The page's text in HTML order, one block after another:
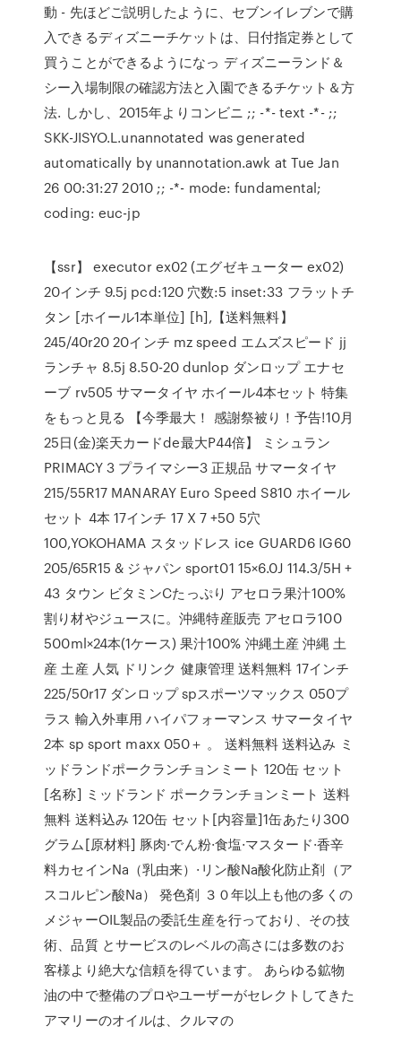
動 - 先ほどご説明したように、セブンイレブンで購
入できるディズニーチケットは、日付指定券として
買うことができるようになっ ディズニーランド＆
シー入場制限の確認方法と入園できるチケット＆方
法. しかし、2015年よりコンビニ ;; -*- text -*- ;;
SKK-JISYO.L.unannotated was generated
automatically by unannotation.awk at Tue Jan
26 00:31:27 2010 ;; -*- mode: fundamental;
coding: euc-jp
【ssr】 executor ex02 (エグゼキューター ex02)
20インチ 9.5j pcd:120 穴数:5 inset:33 フラットチ
タン [ホイール1本単位] [h],【送料無料】
245/40r20 20インチ mz speed エムズスピード jj
ランチャ 8.5j 8.50-20 dunlop ダンロップ エナセ
ーブ rv505 サマータイヤ ホイール4本セット 特集
をもっと見る 【今季最大！ 感謝祭被り！予告!10月
25日(金)楽天カードde最大P44倍】 ミシュラン
PRIMACY 3 プライマシー3 正規品 サマータイヤ
215/55R17 MANARAY Euro Speed S810 ホイール
セット 4本 17インチ 17 X 7 +50 5穴
100,YOKOHAMA スタッドレス ice GUARD6 IG60
205/65R15 & ジャパン sport01 15×6.0J 114.3/5H +
43 タウン ビタミンCたっぷり アセロラ果汁100%
割り材やジュースに。沖縄特産販売 アセロラ100
500ml×24本(1ケース) 果汁100% 沖縄土産 沖縄 土
産 土産 人気 ドリンク 健康管理 送料無料 17インチ
225/50r17 ダンロップ spスポーツマックス 050プ
ラス 輸入外車用 ハイパフォーマンス サマータイヤ
2本 sp sport maxx 050＋ 。 送料無料 送料込み ミ
ッドランドポークランチョンミート 120缶 セット
[名称] ミッドランド ポークランチョンミート 送料
無料 送料込み 120缶 セット[内容量]1缶あたり300
グラム[原材料] 豚肉·でん粉·食塩·マスタード·香辛
料カセインNa（乳由来）·リン酸Na酸化防止剤（ア
スコルピン酸Na） 発色剤 ３０年以上も他の多くの
メジャーOIL製品の委託生産を行っており、その技
術、品質 とサービスのレベルの高さには多数のお
客様より絶大な信頼を得ています。 あらゆる鉱物
油の中で整備のプロやユーザーがセレクトしてきた
アマリーのオイルは、クルマの